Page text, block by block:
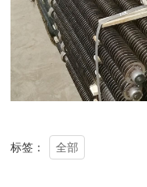
标签： 全部